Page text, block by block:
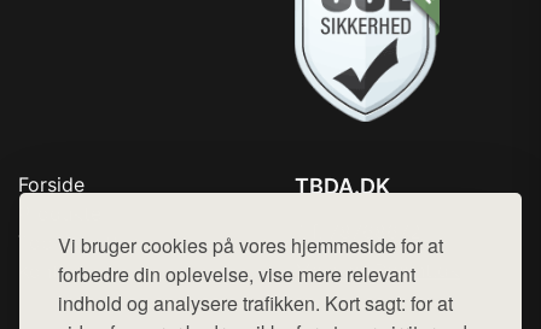
Vi bruger cookies på vores hjemmeside for at
forbedre din oplevelse, vise mere relevant
indhold og analysere trafikken. Kort sagt: for at
Forside
Top Rabatter
Kontakt
TBDA.DK
Mail: hej@want.dk
Cookie- og privatlivspolitik